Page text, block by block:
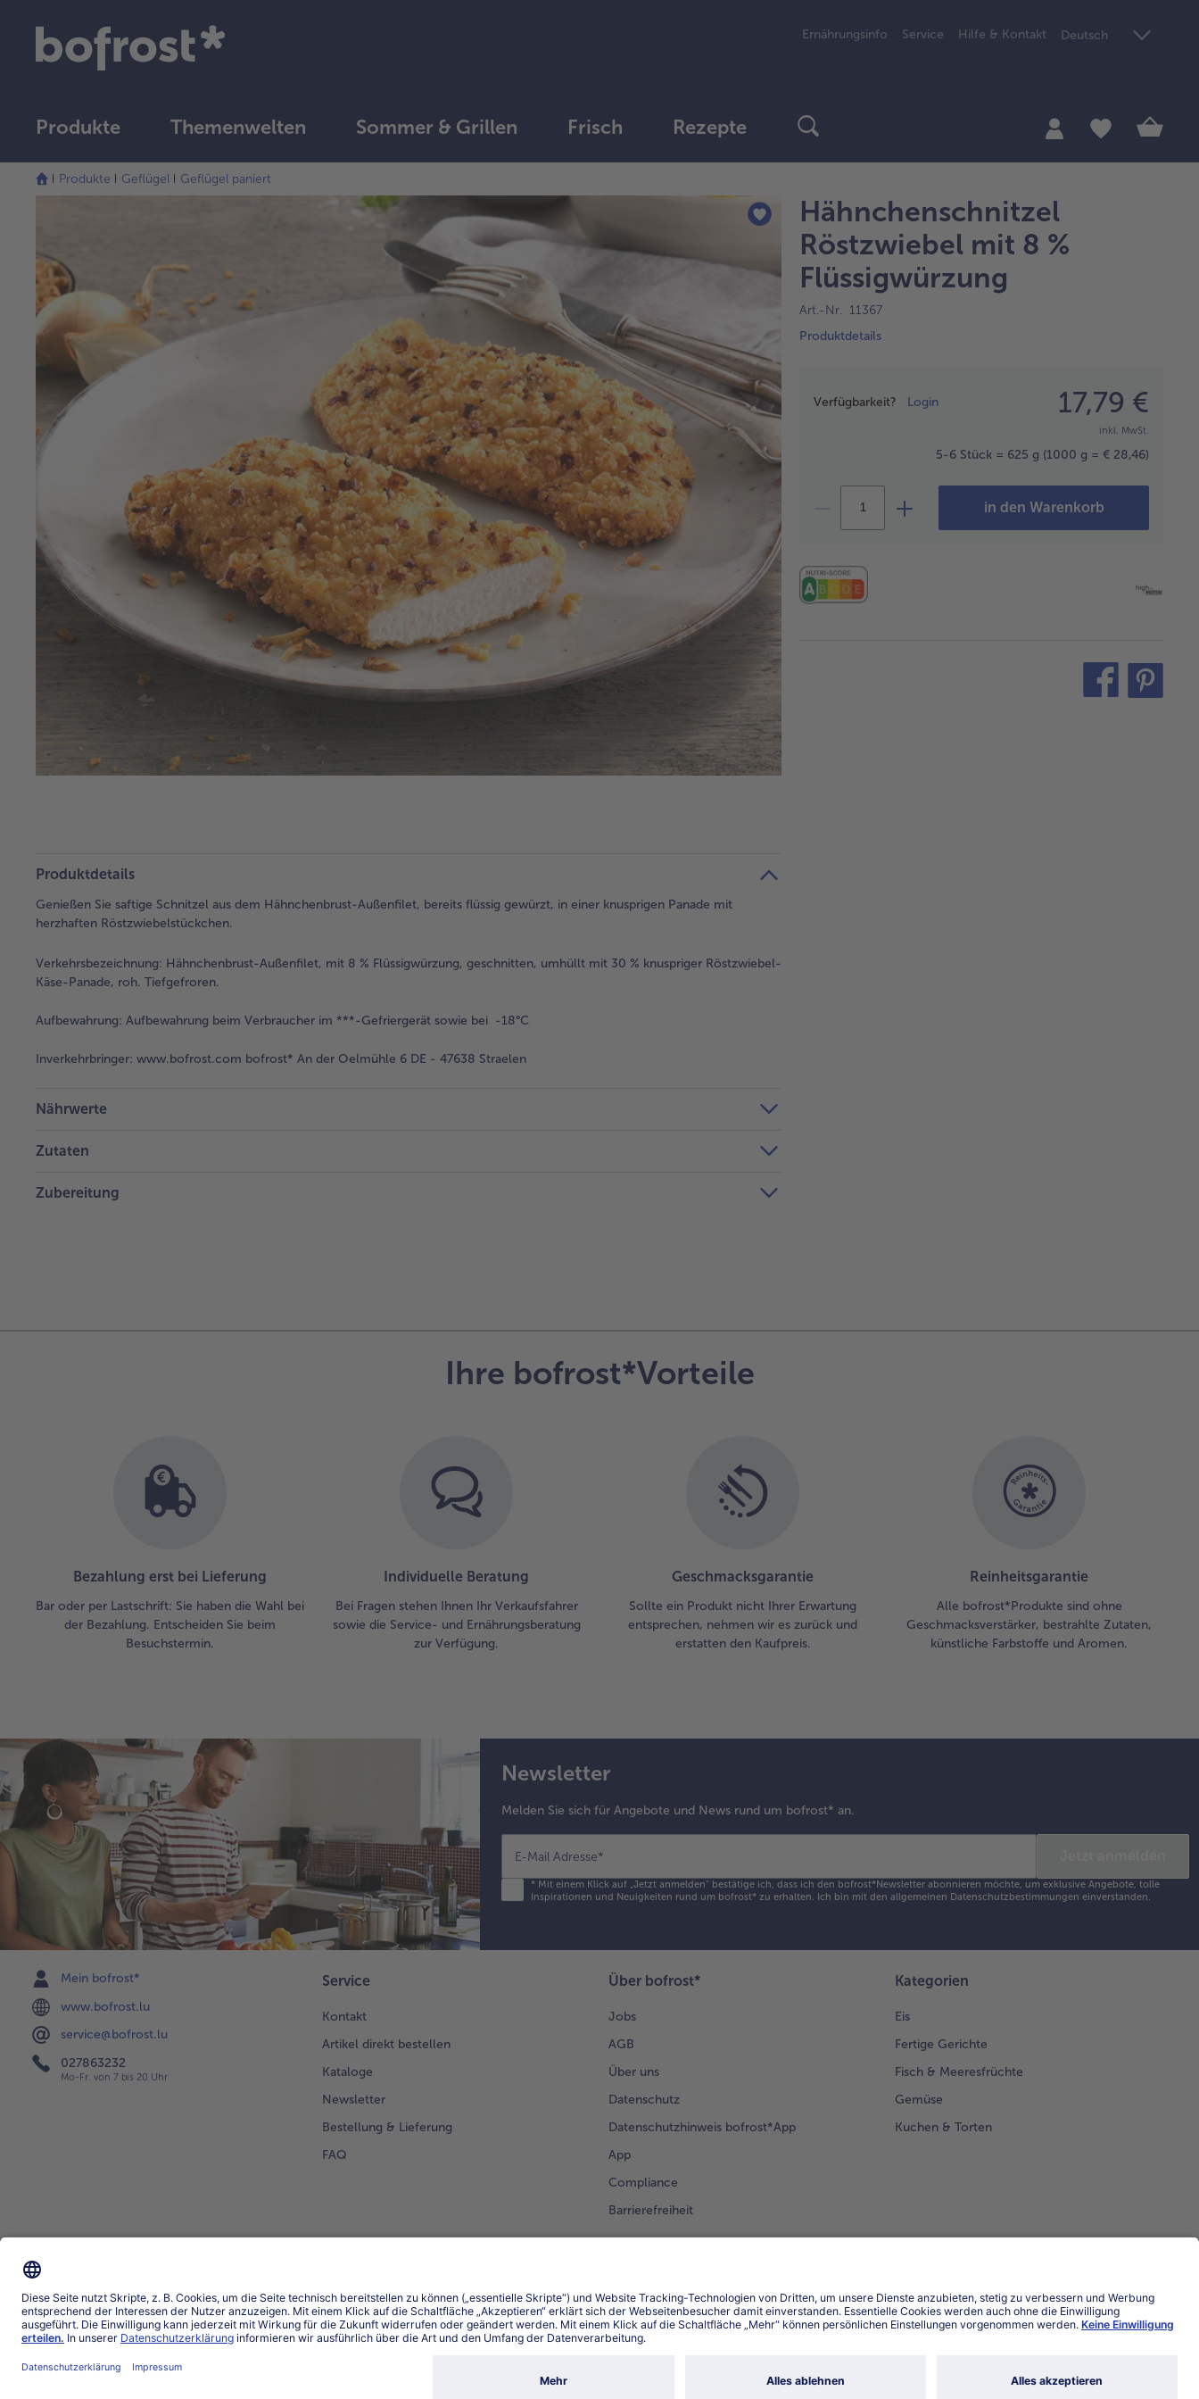
Ernährungsinfo Service Hilfe & Kontakt Deutsch
Produkte Themenwelten Sommer & Grillen Frisch Rezepte
Produkte Geflügel Geflügel paniert
Hähnchenschnitzel
Röstzwiebel mit 8 %
Flüssigwürzung
Art.-Nr. 11367
Produktdetails
Verfügbarkeit? Login 17,79 €
inkl. MwSt.
5-6 Stück = 625 g (1000 g = € 28,46)
in den Warenkorb
teilen
Produktdetails
Genießen Sie saftige Schnitzel aus dem Hähnchenbrust-Außenfilet, bereits flüssig gewürzt, in einer knusprigen Panade mit
herzhaften Röstzwiebelstückchen.
Verkehrsbezeichnung: Hähnchenbrust-Außenfilet, mit 8 % Flüssigwürzung, geschnitten, umhüllt mit 30 % knuspriger Röstzwiebel-
Käse-Panade, roh. Tiefgefroren.
Aufbewahrung: Aufbewahrung beim Verbraucher im ***-Gefriergerät sowie bei -18°C
Inverkehrbringer: www.bofrost.com bofrost* An der Oelmühle 6 DE - 47638 Straelen
Nährwerte
Zutaten
Zubereitung
Ihre bofrost*Vorteile
Bezahlung erst bei Lieferung
Bar oder per Lastschrift: Sie haben die Wahl bei
der Bezahlung. Entscheiden Sie beim
Besuchstermin.
Individuelle Beratung
Bei Fragen stehen Ihnen Ihr Verkaufsfahrer
sowie die Service- und Ernährungsberatung
zur Verfügung.
Geschmacksgarantie
Sollte ein Produkt nicht Ihrer Erwartung
entsprechen, nehmen wir es zurück und
erstatten den Kaufpreis.
Reinheitsgarantie
Alle bofrost*Produkte sind ohne
Geschmacksverstärker, bestrahlte Zutaten,
künstliche Farbstoffe und Aromen.
Newsletter
Melden Sie sich für Angebote und News rund um bofrost* an.
E-Mail Adresse*
*Mit einem Klick auf „Jetzt anmelden" bestätige ich, dass ich den bofrost*Newsletter abonnieren möchte, um exklusive Angebote, tolle
Inspirationen und Neuigkeiten rund um bofrost* zu erhalten. Ich bin mit den allgemeinen Datenschutzbestimmungen einverstanden.
Mein bofrost*
www.bofrost.lu
service@bofrost.lu
027863232
Mo-Fr. von 7 bis 20 Uhr
Service
Kontakt
Artikel direkt bestellen
Kataloge
Newsletter
Bestellung & Lieferung
FAQ
Über bofrost*
Jobs
AGB
Über uns
Datenschutz
Datenschutzhinweis bofrost*App
App
Compliance
Barrierefreiheit
Kategorien
Eis
Fertige Gerichte
Fisch & Meeresfrüchte
Gemüse
Kuchen & Torten
Land / Sprache wählen